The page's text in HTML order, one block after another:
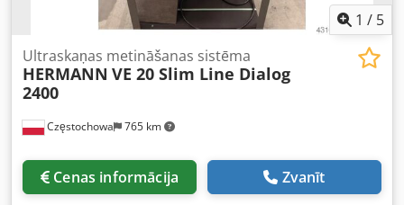
1 / 5
Częstochowa 765 km
Ultraskaņas metināšanas sistēma
HERMANN VE 20 Slim Line Dialog
2400
Cenas informācija Zvanīt